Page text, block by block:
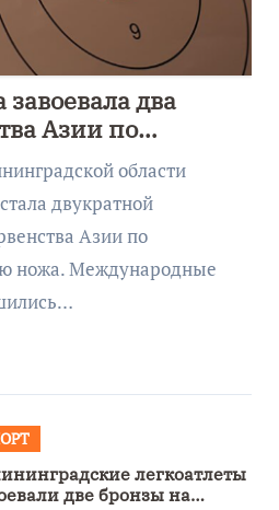
два
Азии по
области
двукратной
Азии по
ножа. Международные
легкоатлеты
две бронзы на